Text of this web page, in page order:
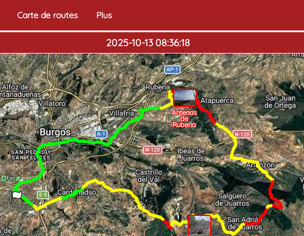
Carte de routes Plus
2025-10-13 08:36:18
Début
Fin
Antenas
de
Rubena